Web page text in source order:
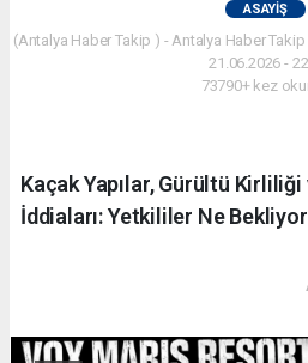
ASAYIŞ
(Antalya Haber Takip ) - Antalya Haber
21.06.2026 -
73790+ kez
Kaçak Yapılar, Gürültü Kirliliği
İddiaları: Yetkililer Ne